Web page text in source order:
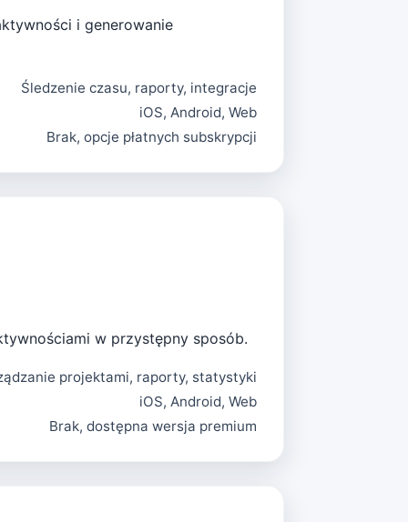
i generowanie
Śledzenie czasu, raporty, integracje
iOS, Android, Web
Brak, opcje płatnych subskrypcji
w przystępny sposób.
projektami, raporty, statystyki
iOS, Android, Web
Brak, dostępna wersja premium